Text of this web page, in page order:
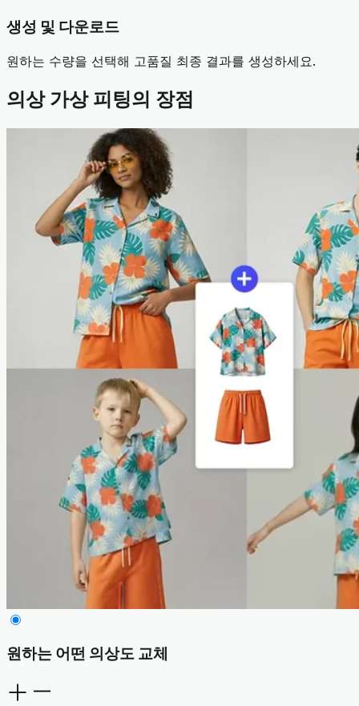
생성 및 다운로드
원하는 수량을 선택해 고품질 최종 결과를 생성하세요.
의상 가상 피팅의 장점
원하는 어떤 의상도 교체